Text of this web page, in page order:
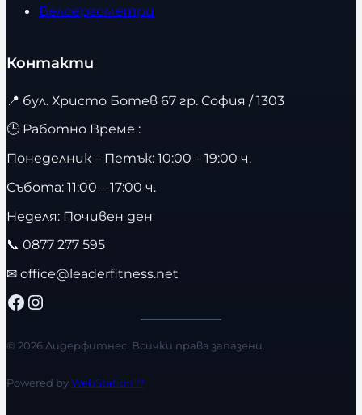
Велоергометри
Контакти
📍 бул. Христо Ботев 67 гр. София / 1303
🕒 Работно Време :
Понеделник – Петък: 10:00 – 19:00 ч.
Събота: 11:00 – 17:00 ч.
Неделя: Почивен ден
📞 0877 277 595
✉ office@leaderfitness.net
Facebook Instagram
© 2026 Лидерфитнес. Всички права запазени.
Powered byWebStation™